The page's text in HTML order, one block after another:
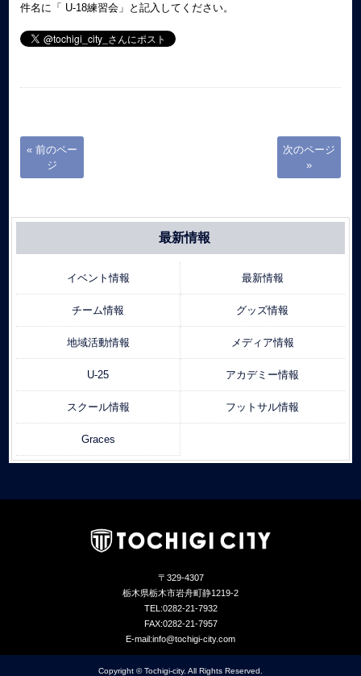
件名に「 U-18練習会」と記入してください。
« 前のペー
ジ
次のページ
»
最新情報
イベント情報 最新情報
チーム情報 グッズ情報
地域活動情報 メディア情報
U-25 アカデミー情報
スクール情報 フットサル情報
Graces
〒329-4307
栃木県栃木市岩舟町静1219-2
TEL:0282-21-7932
FAX:0282-21-7957
E-mail:info@tochigi-city.com
Copyright © Tochigi-city. All Rights Reserved.